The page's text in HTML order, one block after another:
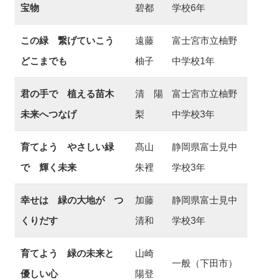
宝物 碧都 学校6年
この緑 繋げていこう
どこまでも
遠藤
柚子
富士宮市立柚野
中学校1年
君の手で 植える苗木
未来へつなげ
清 陽
梨
富士宮市立柚野
中学校3年
育てよう やさしい緑
で 輝く未来
髙山
朱裡
静岡県富士見中
学校3年
幸せは 緑の大地が つ
くりだす
加藤
清和
静岡県富士見中
学校3年
育てよう 緑の未来と
優しい心
山崎
陽登
一般（下田市）